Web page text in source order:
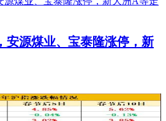
安源煤业、宝泰隆涨停，新